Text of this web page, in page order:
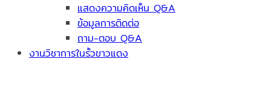
แสดงความคิดเห็น Q&A
ข้อมูลการติดต่อ
ถาม-ตอบ Q&A
งานวิชาการในรั้วขาวแดง